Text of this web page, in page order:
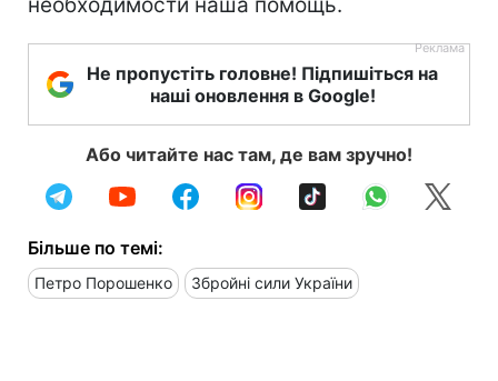
Не пропустіть головне! Підпишіться на
наші оновлення в Google!
Або читайте нас там, де вам зручно!
Більше по темі:
Петро Порошенко Збройні сили України